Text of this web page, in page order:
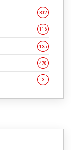
302
116
135
478
3